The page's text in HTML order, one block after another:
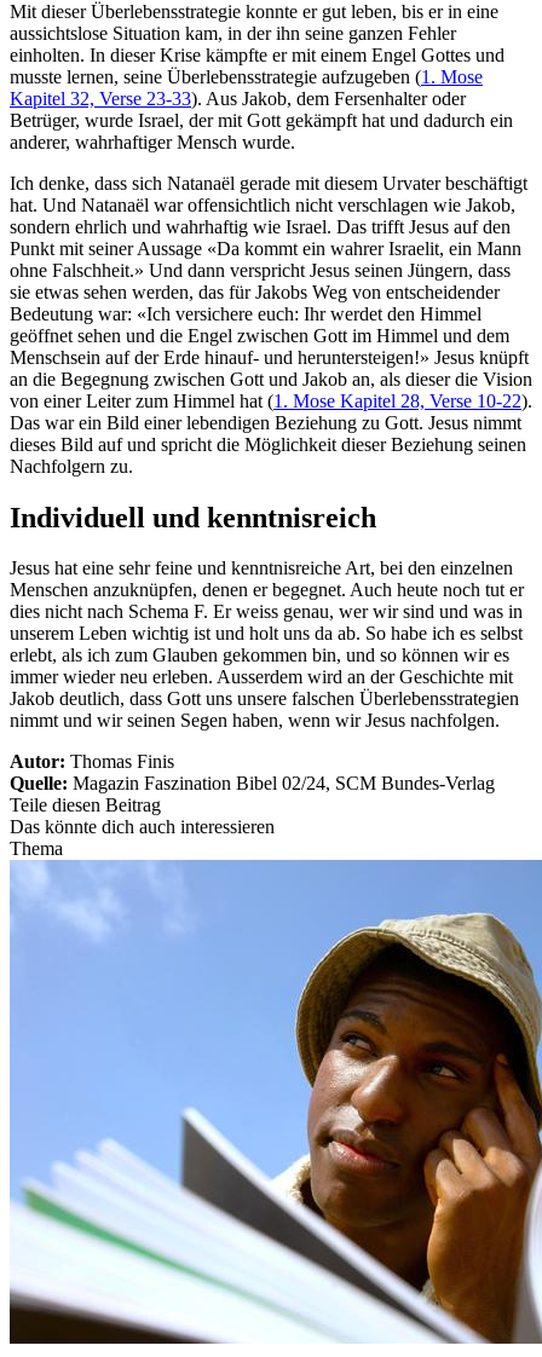
Mit dieser Überlebensstrategie konnte er gut leben, bis er in eine
aussichtslose Situation kam, in der ihn seine ganzen Fehler
einholten. In dieser Krise kämpfte er mit einem Engel Gottes und
musste lernen, seine Überlebensstrategie aufzugeben (1. Mose
Kapitel 32, Verse 23-33). Aus Jakob, dem Fersenhalter oder
Betrüger, wurde Israel, der mit Gott gekämpft hat und dadurch ein
anderer, wahrhaftiger Mensch wurde.
Ich denke, dass sich Natanaël gerade mit diesem Urvater beschäftigt
hat. Und Natanaël war offensichtlich nicht verschlagen wie Jakob,
sondern ehrlich und wahrhaftig wie Israel. Das trifft Jesus auf den
Punkt mit seiner Aussage «Da kommt ein wahrer Israelit, ein Mann
ohne Falschheit.» Und dann verspricht Jesus seinen Jüngern, dass
sie etwas sehen werden, das für Jakobs Weg von entscheidender
Bedeutung war: «Ich versichere euch: Ihr werdet den Himmel
geöffnet sehen und die Engel zwischen Gott im Himmel und dem
Menschsein auf der Erde hinauf- und heruntersteigen!» Jesus knüpft
an die Begegnung zwischen Gott und Jakob an, als dieser die Vision
von einer Leiter zum Himmel hat (1. Mose Kapitel 28, Verse 10-22).
Das war ein Bild einer lebendigen Beziehung zu Gott. Jesus nimmt
dieses Bild auf und spricht die Möglichkeit dieser Beziehung seinen
Nachfolgern zu.
Individuell und kenntnisreich
Jesus hat eine sehr feine und kenntnisreiche Art, bei den einzelnen
Menschen anzuknüpfen, denen er begegnet. Auch heute noch tut er
dies nicht nach Schema F. Er weiss genau, wer wir sind und was in
unserem Leben wichtig ist und holt uns da ab. So habe ich es selbst
erlebt, als ich zum Glauben gekommen bin, und so können wir es
immer wieder neu erleben. Ausserdem wird an der Geschichte mit
Jakob deutlich, dass Gott uns unsere falschen Überlebensstrategien
nimmt und wir seinen Segen haben, wenn wir Jesus nachfolgen.
Autor: Thomas Finis
Quelle: Magazin Faszination Bibel 02/24, SCM Bundes-Verlag
Teile diesen Beitrag
Das könnte dich auch interessieren
Thema